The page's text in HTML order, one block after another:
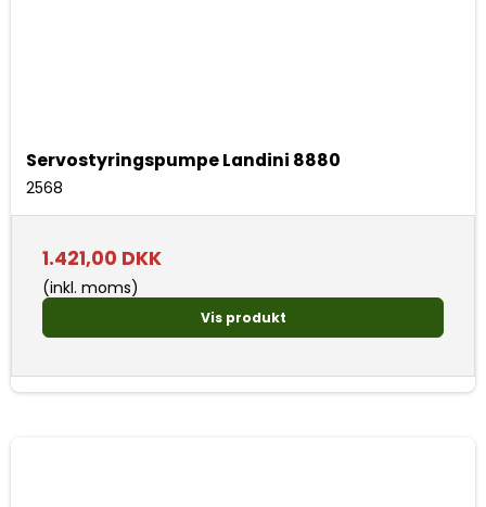
Servostyringspumpe Landini 8880
2568
1.421,00 DKK
(inkl. moms)
Vis produkt